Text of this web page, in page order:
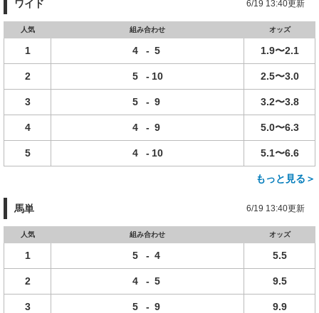
ワイド 6/19 13:40更新
人気 組み合わせ オッズ
1 4 - 5 1.9〜2.1
2 5 - 10 2.5〜3.0
3 5 - 9 3.2〜3.8
4 4 - 9 5.0〜6.3
5 4 - 10 5.1〜6.6
もっと見る＞
馬単 6/19 13:40更新
人気 組み合わせ オッズ
1 5 - 4 5.5
2 4 - 5 9.5
3 5 - 9 9.9